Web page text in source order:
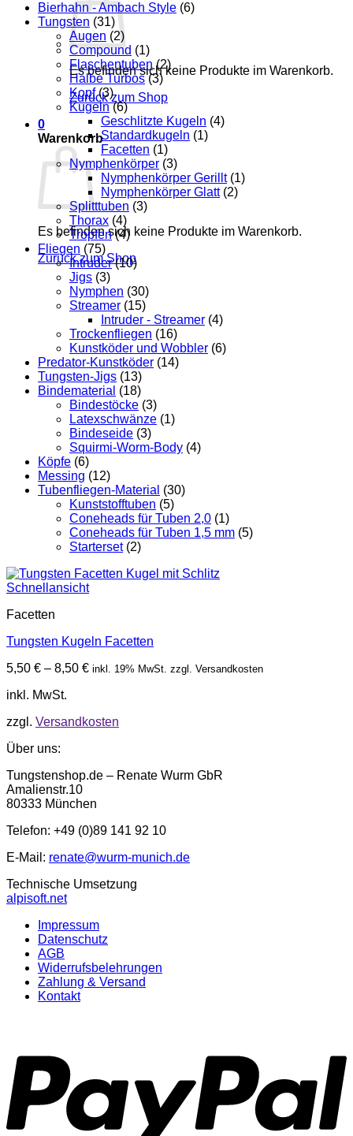
Es befinden sich keine Produkte im Warenkorb.
Zurück zum Shop
0
Warenkorb
Es befinden sich keine Produkte im Warenkorb.
Zurück zum Shop
Bierhahn - Ambach Style (6)
Tungsten (31)
Augen (2)
Compound (1)
Flaschentuben (2)
Halbe Turbos (3)
Kopf (3)
Kugeln (6)
Geschlitzte Kugeln (4)
Standardkugeln (1)
Facetten (1)
Nymphenkörper (3)
Nymphenkörper Gerillt (1)
Nymphenkörper Glatt (2)
Splitttuben (3)
Thorax (4)
Tropfen (4)
Fliegen (75)
Intruder (10)
Jigs (3)
Nymphen (30)
Streamer (15)
Intruder - Streamer (4)
Trockenfliegen (16)
Kunstköder und Wobbler (6)
Predator-Kunstköder (14)
Tungsten-Jigs (13)
Bindematerial (18)
Bindestöcke (3)
Latexschwänze (1)
Bindeseide (3)
Squirmi-Worm-Body (4)
Köpfe (6)
Messing (12)
Tubenfliegen-Material (30)
Kunststofftuben (5)
Coneheads für Tuben 2,0 (1)
Coneheads für Tuben 1,5 mm (5)
Starterset (2)
Schnellansicht
Facetten
Tungsten Kugeln Facetten
5,50 € – 8,50 € inkl. 19% MwSt. zzgl. Versandkosten
inkl. MwSt.
zzgl. Versandkosten
Über uns:
Tungstenshop.de – Renate Wurm GbR
Amalienstr.10
80333 München
Telefon: +49 (0)89 141 92 10
E-Mail: renate@wurm-munich.de
Technische Umsetzung
alpisoft.net
Impressum
Datenschutz
AGB
Widerrufsbelehrungen
Zahlung & Versand
Kontakt